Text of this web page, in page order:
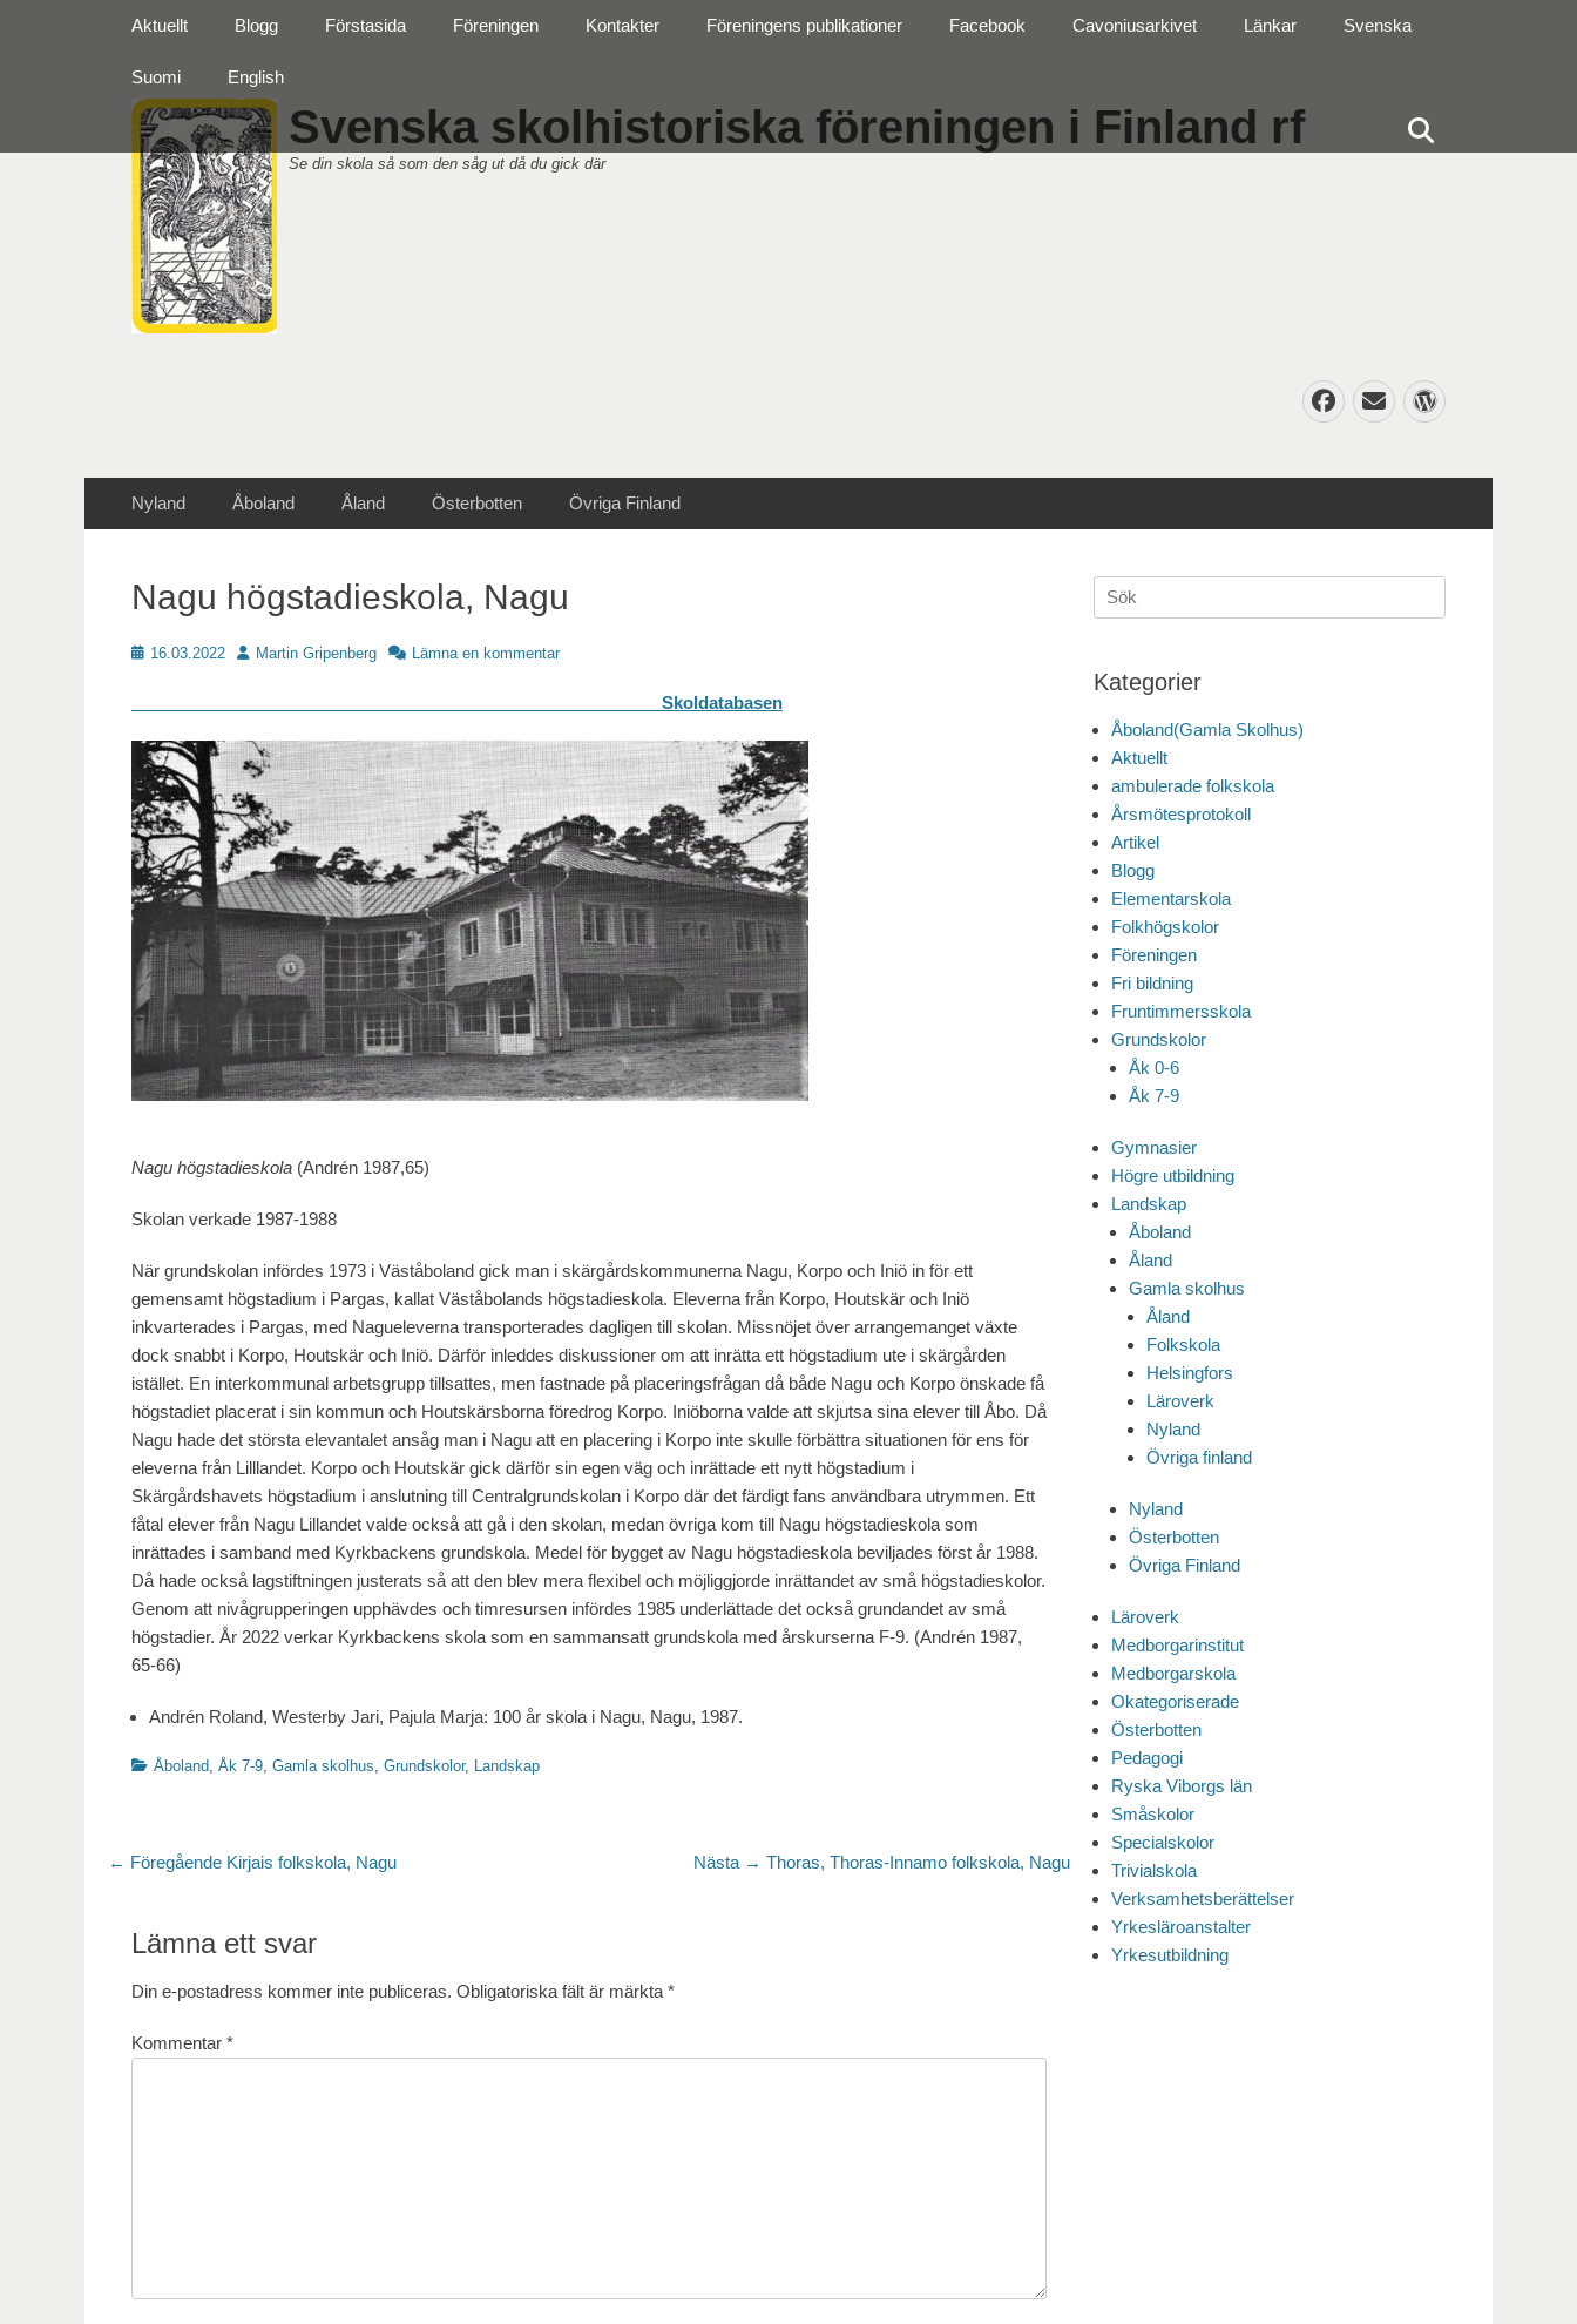
Svenska skolhistoriska föreningen i Finland rf
Se din skola så som den såg ut då du gick där
Facebook
E-
post
Primär meny
innehåll
Aktuellt Blogg Förstasida Föreningen Kontakter Föreningens publikationer Facebook Cavoniusarkivet Länkar Svenska
Suomi English
Sekundär meny
Nyland Åboland Åland Österbotten Övriga Finland
Nagu högstadieskola, Nagu
Publicerat
16.03.2022 Författare
Martin Gripenberg Lämna en kommentar
Skoldatabasen
Nagu högstadieskola (Andrén 1987,65)
Skolan verkade 1987-1988
När grundskolan infördes 1973 i Väståboland gick man i skärgårdskommunerna Nagu, Korpo och Iniö in för ett
gemensamt högstadium i Pargas, kallat Väståbolands högstadieskola. Eleverna från Korpo, Houtskär och Iniö
inkvarterades i Pargas, med Nagueleverna transporterades dagligen till skolan. Missnöjet över arrangemanget växte
dock snabbt i Korpo, Houtskär och Iniö. Därför inleddes diskussioner om att inrätta ett högstadium ute i skärgården
istället. En interkommunal arbetsgrupp tillsattes, men fastnade på placeringsfrågan då både Nagu och Korpo önskade få
högstadiet placerat i sin kommun och Houtskärsborna föredrog Korpo. Iniöborna valde att skjutsa sina elever till Åbo. Då
Nagu hade det största elevantalet ansåg man i Nagu att en placering i Korpo inte skulle förbättra situationen för ens för
eleverna från Lilllandet. Korpo och Houtskär gick därför sin egen väg och inrättade ett nytt högstadium i
Skärgårdshavets högstadium i anslutning till Centralgrundskolan i Korpo där det färdigt fans användbara utrymmen. Ett
fåtal elever från Nagu Lillandet valde också att gå i den skolan, medan övriga kom till Nagu högstadieskola som
inrättades i samband med Kyrkbackens grundskola. Medel för bygget av Nagu högstadieskola beviljades först år 1988.
Då hade också lagstiftningen justerats så att den blev mera flexibel och möjliggjorde inrättandet av små högstadieskolor.
Genom att nivågrupperingen upphävdes och timresursen infördes 1985 underlättade det också grundandet av små
högstadier. År 2022 verkar Kyrkbackens skola som en sammansatt grundskola med årskurserna F-9. (Andrén 1987,
65-66)
Andrén Roland, Westerby Jari, Pajula Marja: 100 år skola i Nagu, Nagu, 1987.
Kategorier
Åboland, Åk 7-9, Gamla skolhus, Grundskolor, Landskap
Inläggsnavigering
← Föregående Föregående
Kirjais folkskola, Nagu Nästa → Nästa
Thoras, Thoras-Innamo folkskola, Nagu
Lämna ett svar
Din e-postadress kommer inte publiceras. Obligatoriska fält är märkta *
Kommentar *
Sök
efter:
Kategorier
Åboland(Gamla Skolhus)
Aktuellt
ambulerade folkskola
Årsmötesprotokoll
Artikel
Blogg
Elementarskola
Folkhögskolor
Föreningen
Fri bildning
Fruntimmersskola
Grundskolor
Åk 0-6
Åk 7-9
Gymnasier
Högre utbildning
Landskap
Åboland
Åland
Gamla skolhus
Åland
Folkskola
Helsingfors
Läroverk
Nyland
Övriga finland
Nyland
Österbotten
Övriga Finland
Läroverk
Medborgarinstitut
Medborgarskola
Okategoriserade
Österbotten
Pedagogi
Ryska Viborgs län
Småskolor
Specialskolor
Trivialskola
Verksamhetsberättelser
Yrkesläroanstalter
Yrkesutbildning